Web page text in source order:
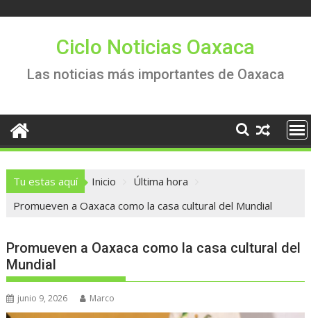
Ciclo Noticias Oaxaca
Las noticias más importantes de Oaxaca
Tu estas aquí Inicio
Última hora
Promueven a Oaxaca como la casa cultural del Mundial
Promueven a Oaxaca como la casa cultural del
Mundial
junio 9, 2026 Marco